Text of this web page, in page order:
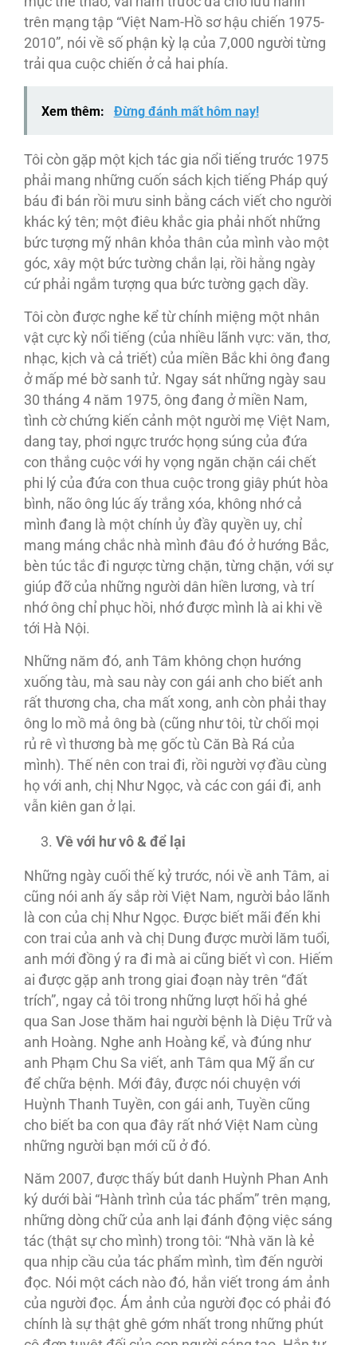
trên mạng tập “Việt Nam-Hồ sơ hậu chiến 1975-
2010”, nói về số phận kỳ lạ của 7,000 người từng
trải qua cuộc chiến ở cả hai phía.
Xem thêm: Đừng đánh mất hôm nay!
Tôi còn gặp một kịch tác gia nổi tiếng trước 1975
phải mang những cuốn sách kịch tiếng Pháp quý
báu đi bán rồi mưu sinh bằng cách viết cho người
khác ký tên; một điêu khắc gia phải nhốt những
bức tượng mỹ nhân khỏa thân của mình vào một
góc, xây một bức tường chắn lại, rồi hằng ngày
cứ phải ngắm tượng qua bức tường gạch dầy.
Tôi còn được nghe kể từ chính miệng một nhân
vật cực kỳ nổi tiếng (của nhiều lãnh vực: văn, thơ,
nhạc, kịch và cả triết) của miền Bắc khi ông đang
ở mấp mé bờ sanh tử. Ngay sát những ngày sau
30 tháng 4 năm 1975, ông đang ở miền Nam,
tình cờ chứng kiến cảnh một người mẹ Việt Nam,
dang tay, phơi ngực trước họng súng của đứa
con thắng cuộc với hy vọng ngăn chặn cái chết
phi lý của đứa con thua cuộc trong giây phút hòa
bình, não ông lúc ấy trắng xóa, không nhớ cả
mình đang là một chính ủy đầy quyền uy, chỉ
mang máng chắc nhà mình đâu đó ở hướng Bắc,
bèn túc tắc đi ngược từng chặn, từng chặn, với sự
giúp đỡ của những người dân hiền lương, và trí
nhớ ông chỉ phục hồi, nhớ được mình là ai khi về
tới Hà Nội.
Những năm đó, anh Tâm không chọn hướng
xuống tàu, mà sau này con gái anh cho biết anh
rất thương cha, cha mất xong, anh còn phải thay
ông lo mồ mả ông bà (cũng như tôi, từ chối mọi
rủ rê vì thương bà mẹ gốc tù Căn Bà Rá của
mình). Thế nên con trai đi, rồi người vợ đầu cùng
họ với anh, chị Như Ngọc, và các con gái đi, anh
vẫn kiên gan ở lại.
Về với hư vô & để lại
Những ngày cuối thế kỷ trước, nói về anh Tâm, ai
cũng nói anh ấy sắp rời Việt Nam, người bảo lãnh
là con của chị Như Ngọc. Ðược biết mãi đến khi
con trai của anh và chị Dung được mười lăm tuổi,
anh mới đồng ý ra đi mà ai cũng biết vì con. Hiếm
ai được gặp anh trong giai đoạn này trên “đất
trích”, ngay cả tôi trong những lượt hối hả ghé
qua San Jose thăm hai người bệnh là Diệu Trữ và
anh Hoàng. Nghe anh Hoàng kể, và đúng như
anh Phạm Chu Sa viết, anh Tâm qua Mỹ ẩn cư
để chữa bệnh. Mới đây, được nói chuyện với
Huỳnh Thanh Tuyền, con gái anh, Tuyền cũng
cho biết ba con qua đây rất nhớ Việt Nam cùng
những người bạn mới cũ ở đó.
Năm 2007, được thấy bút danh Huỳnh Phan Anh
ký dưới bài “Hành trình của tác phẩm” trên mạng,
những dòng chữ của anh lại đánh động việc sáng
tác (thật sự cho mình) trong tôi: “Nhà văn là kẻ
qua nhịp cầu của tác phẩm mình, tìm đến người
đọc. Nói một cách nào đó, hắn viết trong ám ảnh
của người đọc. Ám ảnh của người đọc có phải đó
chính là sự thật ghê gớm nhất trong những phút